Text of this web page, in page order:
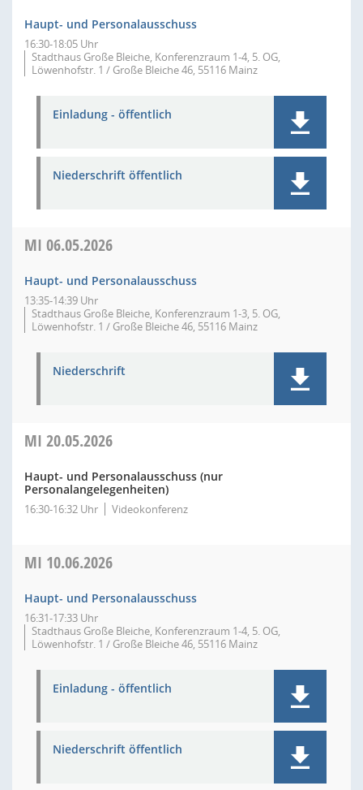
Haupt- und Personalausschuss
16:30-18:05 Uhr
Stadthaus Große Bleiche, Konferenzraum 1-4, 5. OG,
Löwenhofstr. 1 / Große Bleiche 46, 55116 Mainz
Einladung - öffentlich
Niederschrift öffentlich
MI 06.05.2026
Haupt- und Personalausschuss
13:35-14:39 Uhr
Stadthaus Große Bleiche, Konferenzraum 1-3, 5. OG,
Löwenhofstr. 1 / Große Bleiche 46, 55116 Mainz
Niederschrift
MI 20.05.2026
Haupt- und Personalausschuss (nur
Personalangelegenheiten)
16:30-16:32 Uhr Videokonferenz
MI 10.06.2026
Haupt- und Personalausschuss
16:31-17:33 Uhr
Stadthaus Große Bleiche, Konferenzraum 1-4, 5. OG,
Löwenhofstr. 1 / Große Bleiche 46, 55116 Mainz
Einladung - öffentlich
Niederschrift öffentlich